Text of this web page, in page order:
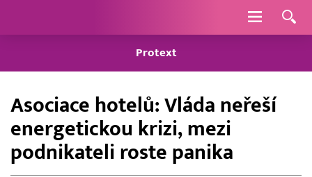
Navigace
Protext
Asociace hotelů: Vláda neřeší
energetickou krizi, mezi
podnikateli roste panika